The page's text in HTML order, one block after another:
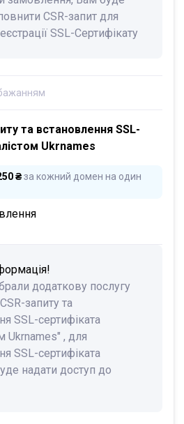
CSR-запит для
SSL-Сертифікату
та встановлення SSL-
Ukrnames
₴за кожний домен на один
додаткову послугу
запиту та
SSL-сертифіката
Ukrnames" , для
SSL-сертифіката
надати доступ до